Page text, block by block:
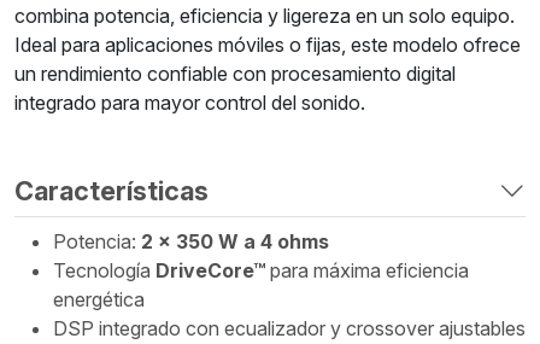
combina potencia, eficiencia y ligereza en un solo equipo.
Ideal para aplicaciones móviles o fijas, este modelo ofrece
un rendimiento confiable con procesamiento digital
integrado para mayor control del sonido.
Características
Potencia: 2 x 350 W a 4 ohms
Tecnología DriveCore™ para máxima eficiencia
energética
DSP integrado con ecualizador y crossover ajustables